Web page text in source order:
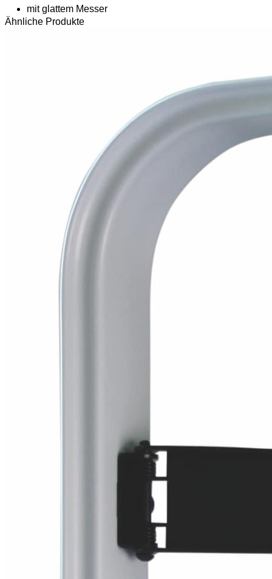
mit glattem Messer
Ähnliche Produkte